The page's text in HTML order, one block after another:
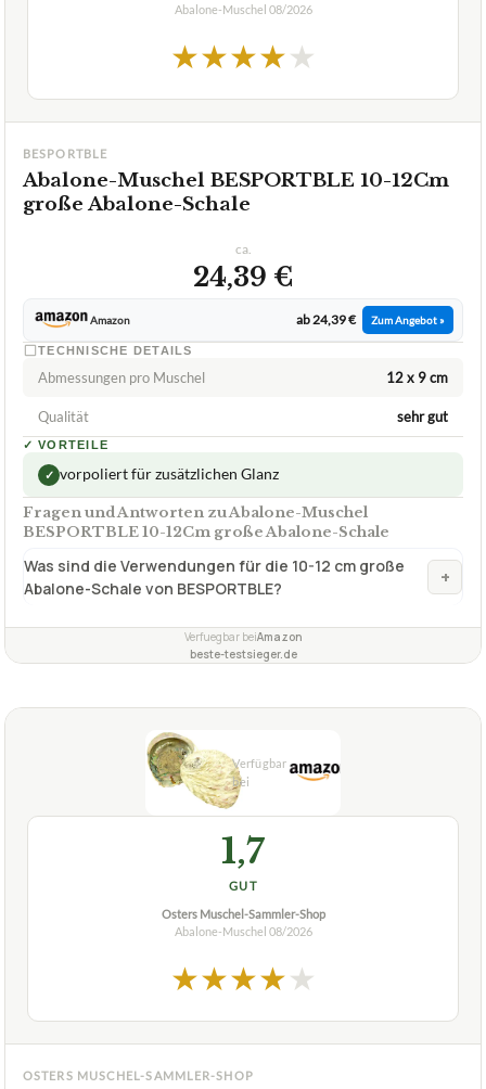
Abalone-Muschel 08/2026
★★★★★
BESPORTBLE
Abalone-Muschel BESPORTBLE 10-12Cm
große Abalone-Schale
ca.
24,39 €
Amazon ab 24,39 € Zum Angebot »
TECHNISCHE DETAILS
Abmessungen pro Muschel 12 x 9 cm
Qualität sehr gut
✓ VORTEILE
✓ vorpoliert für zusätzlichen Glanz
Fragen und Antworten zu Abalone-Muschel
BESPORTBLE 10-12Cm große Abalone-Schale
Was sind die Verwendungen für die 10-12 cm große
Abalone-Schale von BESPORTBLE?
+
Verfuegbar beiAmazon
beste-testsieger.de
1,7
GUT
Osters Muschel-Sammler-Shop
Abalone-Muschel 08/2026
★★★★★
OSTERS MUSCHEL-SAMMLER-SHOP